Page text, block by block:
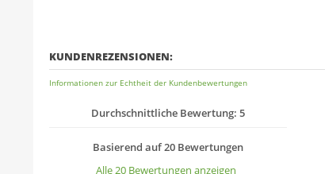
KUNDENREZENSIONEN:
Informationen zur Echtheit der Kundenbewertungen
Durchschnittliche Bewertung: 5
Basierend auf 20 Bewertungen
Alle 20 Bewertungen anzeigen